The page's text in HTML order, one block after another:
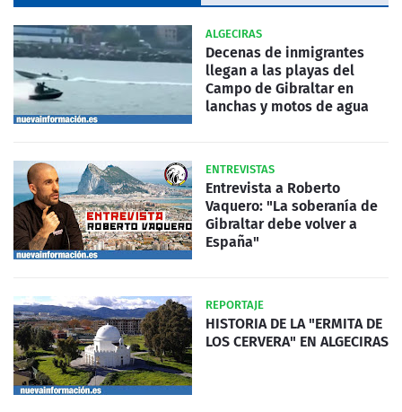
ALGECIRAS
Decenas de inmigrantes
llegan a las playas del
Campo de Gibraltar en
lanchas y motos de agua
ENTREVISTAS
Entrevista a Roberto
Vaquero: "La soberanía de
Gibraltar debe volver a
España"
REPORTAJE
HISTORIA DE LA "ERMITA DE
LOS CERVERA" EN ALGECIRAS